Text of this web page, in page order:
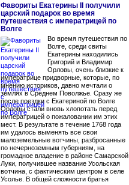
Фавориты Екатерины II получили
царский подарок во время
путешествия с императрицей по
Волге
Во время путешествия по
Волге, среди свиты
Екатерины находились
Григорий и Владимир
Орловы, очень близкие к
императрице придворные, которые, по
мнению историков, давно мечтали о
землях в Среднем Поволжье. Сразу же
после поездки с Екатериной по Волге
Орловы стали вновь хлопотать перед
императрицей о пожаловании им этих
мест. В результате в течение 1768 года
им удалось выменять все свои
малоземельные вотчины, разбросанные
по нечерноземным губерниям, на
громадное владение в районе Самарской
Луки, получившее название Усольская
вотчина, с фактическим центром в селе
Усолье. В общей сложности братья